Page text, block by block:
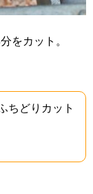
をカット。
ちどりカット